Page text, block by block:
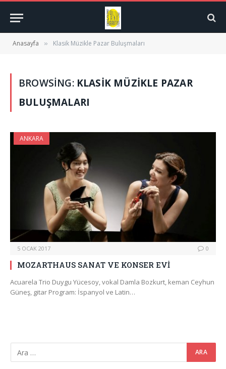
Anasayfa » Klasik Müzikle Pazar Buluşmaları
BROWSING: KLASIK MÜZIKLE PAZAR
BULUŞMALARI
ANKARA
5 OCAK 2017 0
MOZARTHAUS SANAT VE KONSER EVİ
Acuarela Trio Duygu Yücesoy, vokal Damla Bozkurt, keman Ceyhun
Güneş, gitar Program: İspanyol ve Latin…